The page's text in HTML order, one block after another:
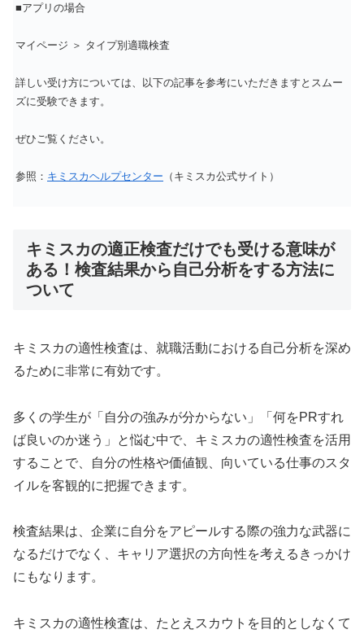
■アプリの場合
マイページ ＞ タイプ別適職検査
詳しい受け方については、以下の記事を参考にいただきますとスムー
ズに受験できます。
ぜひご覧ください。
参照： キミスカヘルプセンター （キミスカ公式サイト）
キミスカの適正検査だけでも受ける意味が
ある！検査結果から自己分析をする方法に
ついて
キミスカの適性検査は、就職活動における自己分析を深め
るために非常に有効です。
多くの学生が「自分の強みが分からない」「何をPRすれ
ば良いのか迷う」と悩む中で、キミスカの適性検査を活用
することで、自分の性格や価値観、向いている仕事のスタ
イルを客観的に把握できます。
検査結果は、企業に自分をアピールする際の強力な武器に
なるだけでなく、キャリア選択の方向性を考えるきっかけ
にもなります。
キミスカの適性検査は、たとえスカウトを目的としなくて